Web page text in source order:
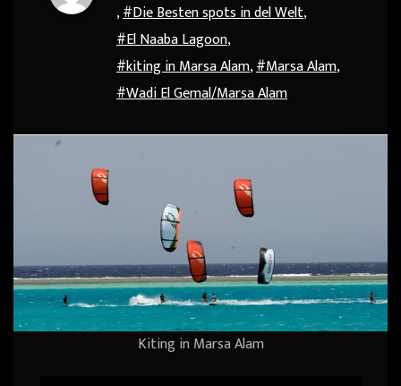
,#Die Besten spots in del Welt,
#El Naaba Lagoon,
#kiting in Marsa Alam,#Marsa Alam,
#Wadi El Gemal/Marsa Alam
Kiting in Marsa Alam